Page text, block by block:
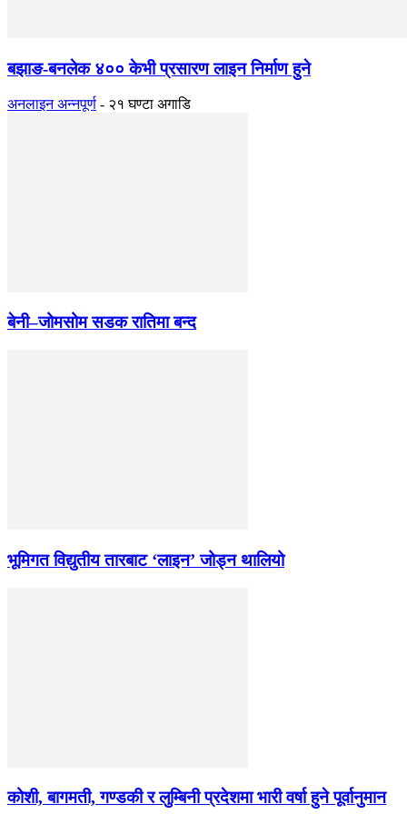
बझाङ-बनलेक ४०० केभी प्रसारण लाइन निर्माण हुने
अनलाइन अन्नपूर्ण - २१ घण्टा अगाडि
बेनी–जोमसोम सडक रातिमा बन्द
भूमिगत विद्युतीय तारबाट ‘लाइन’ जोड्न थालियो
कोशी, बागमती, गण्डकी र लुम्बिनी प्रदेशमा भारी वर्षा हुने पूर्वानुमान